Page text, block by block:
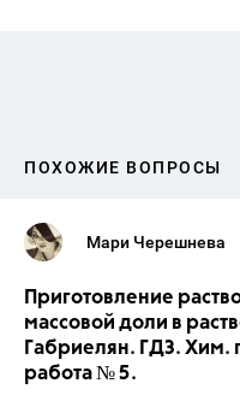
ПОХОЖИЕ ВОПРОСЫ
Мари Черешнева
Приготовление
массовой доли в
Габриелян. ГДЗ. Хим.
работа № 5.